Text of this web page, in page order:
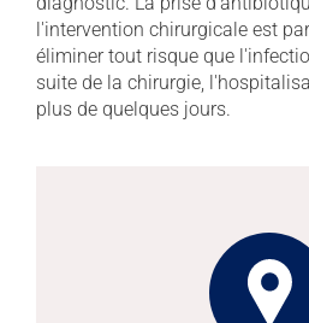
l'intervention chirurgicale est
éliminer tout risque que
suite de la chirurgie,
plus de quelques jours.